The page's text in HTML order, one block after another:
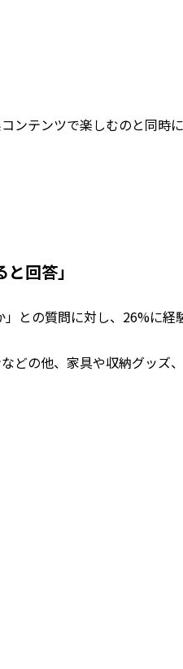
ンテンツで楽しむのと同
回答」
との質問に対し、26%に経
の他、家具や収納グッズ